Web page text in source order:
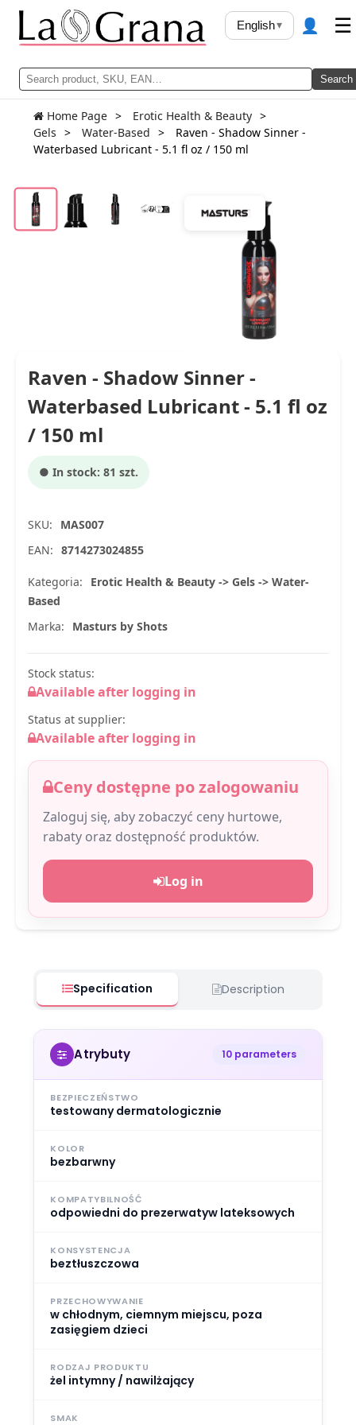
Search
English▾ 👤 ☰
Home Page
Erotic Health & Beauty
Gels
Water-Based
Raven - Shadow Sinner -
Waterbased Lubricant - 5.1 fl oz / 150 ml
Raven - Shadow Sinner -
Waterbased Lubricant - 5.1 fl oz
/ 150 ml
● In stock: 81 szt.
SKU:
MAS007
EAN: 8714273024855
Kategoria:
Erotic Health & Beauty -> Gels -> Water-
Based
Marka:
Masturs by Shots
Stock status:
Available after logging in
Status at supplier:
Available after logging in
Ceny dostępne po zalogowaniu
Zaloguj się, aby zobaczyć ceny hurtowe,
rabaty oraz dostępność produktów.
Log in
Specification Description
Atrybuty 10 parameters
BEZPIECZEŃSTWO
testowany dermatologicznie
KOLOR
bezbarwny
KOMPATYBILNOŚĆ
odpowiedni do prezerwatyw lateksowych
KONSYSTENCJA
beztłuszczowa
PRZECHOWYWANIE
w chłodnym, ciemnym miejscu, poza
zasięgiem dzieci
RODZAJ PRODUKTU
żel intymny / nawilżający
SMAK